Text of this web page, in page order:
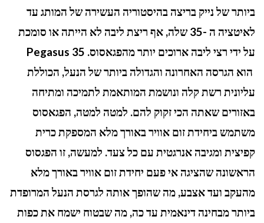
ביותר של נייק בריצה בהיסטוריה העשירה של המותג עד
לאיטציה ה -35 שלה, אף ריצת ליבה לא הייתה או סומכת
על ידי רצי ליבה ארוכים יותר מהפגאסוס. Pegasus 35
הוא הגרסה האחרונה והגדולה ביותר של הנעל, הכוללת
עליונית רשת קלה ונושמת המותאמת לתמיכה ומתיחה
באזורים שאתה הכי זקוק להם. למטה למטה, הפגאסוס
משתמש ביחידת זום אוויר באורך מלא המספקת כרית
קפיצית ומגיבה אנרגטית עם כל צעד. למעשה, זו הפגסוס
הראשונה שהציגה אי פעם יחידת זום אוויר באורך מלא
מהעקב ועד אצבע, מה שהופך אותה לגרסת הנעל המרופדת
ביותר מבחינה דינאמית עד כה, מה שבטוח ישמח את כפות